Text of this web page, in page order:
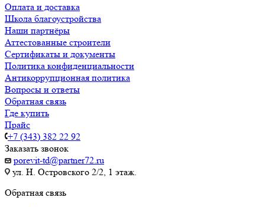
Оплата и доставка
Школа благоустройства
Наши партнёры
Аттестованные строители
Сертификаты и документы
Политика конфиденциальности
Антикоррупционная политика
Вопросы и ответы
Обратная связь
Где купить
Прайс
+7 (343) 382 22 92
Заказать звонок
porevit-td@partner72.ru
ул. Н. Островского 2/2, 1 этаж.
Обратная связь